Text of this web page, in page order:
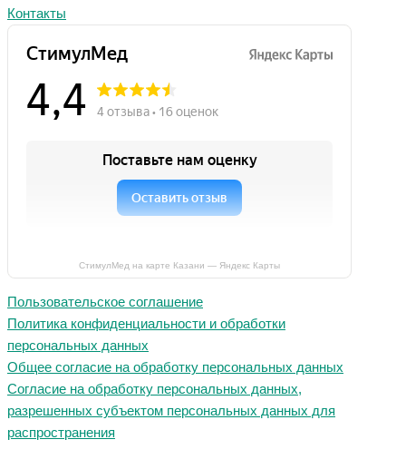
Контакты
СтимулМед на карте Казани — Яндекс Карты
Пользовательское соглашение
Политика конфиденциальности и обработки
персональных данных
Общее согласие на обработку персональных данных
Согласие на обработку персональных данных,
разрешенных субъектом персональных данных для
распространения